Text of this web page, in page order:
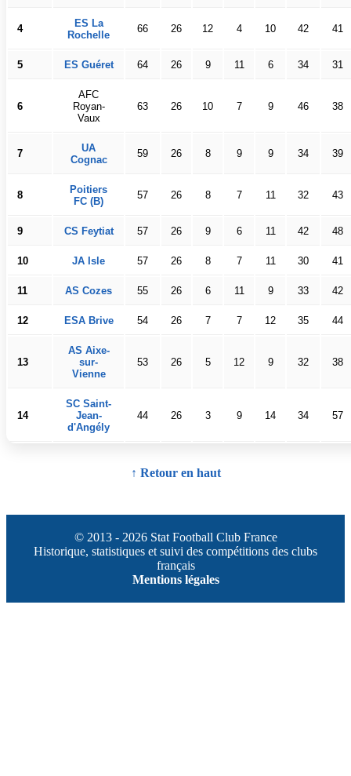
4
ES La
Rochelle
66 26 12 4 10 42 41
5 ES Guéret 64 26 9 11 6 34 31
6
AFC
Royan-
Vaux
63 26 10 7 9 46 38
7
UA
Cognac
59 26 8 9 9 34 39
8
Poitiers
FC (B)
57 26 8 7 11 32 43
9 CS Feytiat 57 26 9 6 11 42 48
10 JA Isle 57 26 8 7 11 30 41
11 AS Cozes 55 26 6 11 9 33 42
12 ESA Brive 54 26 7 7 12 35 44
13
AS Aixe-
sur-
Vienne
53 26 5 12 9 32 38
14
SC Saint-
Jean-
d'Angély
44 26 3 9 14 34 57
↑ Retour en haut
© 2013 - 2026 Stat Football Club France
Historique, statistiques et suivi des compétitions des clubs
français
Mentions légales